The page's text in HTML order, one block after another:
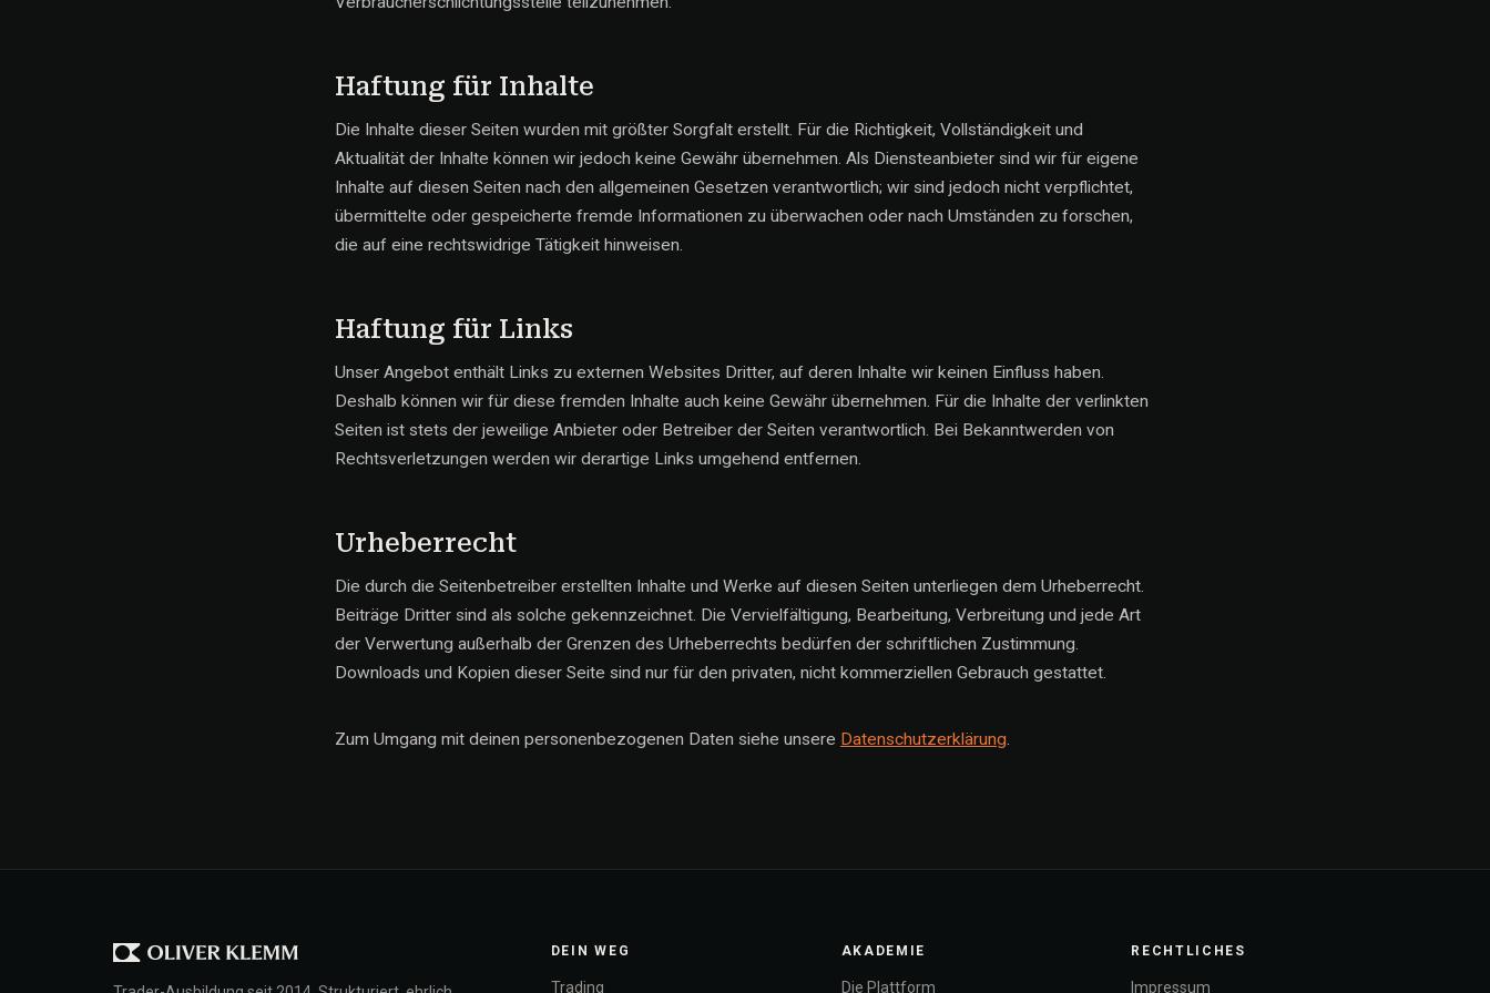
Haftung für Inhalte
Die Inhalte dieser Seiten wurden mit größter Sorgfalt erstellt. Für die Richtigkeit, Vollständigkeit und
Aktualität der Inhalte können wir jedoch keine Gewähr übernehmen. Als Diensteanbieter sind wir für eigene
Inhalte auf diesen Seiten nach den allgemeinen Gesetzen verantwortlich; wir sind jedoch nicht verpflichtet,
übermittelte oder gespeicherte fremde Informationen zu überwachen oder nach Umständen zu forschen,
die auf eine rechtswidrige Tätigkeit hinweisen.
Haftung für Links
Unser Angebot enthält Links zu externen Websites Dritter, auf deren Inhalte wir keinen Einfluss haben.
Deshalb können wir für diese fremden Inhalte auch keine Gewähr übernehmen. Für die Inhalte der verlinkten
Seiten ist stets der jeweilige Anbieter oder Betreiber der Seiten verantwortlich. Bei Bekanntwerden von
Rechtsverletzungen werden wir derartige Links umgehend entfernen.
Urheberrecht
Die durch die Seitenbetreiber erstellten Inhalte und Werke auf diesen Seiten unterliegen dem Urheberrecht.
Beiträge Dritter sind als solche gekennzeichnet. Die Vervielfältigung, Bearbeitung, Verbreitung und jede Art
der Verwertung außerhalb der Grenzen des Urheberrechts bedürfen der schriftlichen Zustimmung.
Downloads und Kopien dieser Seite sind nur für den privaten, nicht kommerziellen Gebrauch gestattet.
Zum Umgang mit deinen personenbezogenen Daten siehe unsere Datenschutzerklärung
DEIN WEG
Trading
AKADEMIE
Die Plattform
RECHTLICHES
Impressum